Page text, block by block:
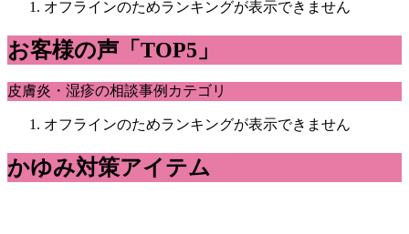
オフラインのためランキングが表示できません
お客様の声「TOP5」
皮膚炎・湿疹の相談事例カテゴリ
オフラインのためランキングが表示できません
かゆみ対策アイテム